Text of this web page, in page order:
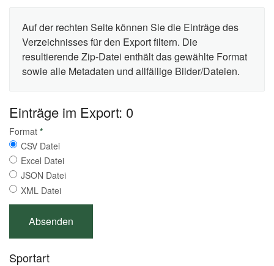
Auf der rechten Seite können Sie die Einträge des
Verzeichnisses für den Export filtern. Die
resultierende Zip-Datei enthält das gewählte Format
sowie alle Metadaten und allfällige Bilder/Dateien.
Einträge im Export: 0
Format *
CSV Datei
Excel Datei
JSON Datei
XML Datei
Sportart